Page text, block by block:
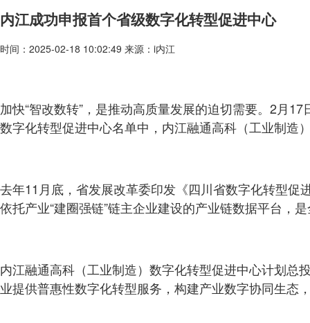
内江成功申报首个省级数字化转型促进中心
时间：2025-02-18 10:02:49 来源：i内江
加快“智改数转”，是推动高质量发展的迫切需要。2月
数字化转型促进中心名单中，内江融通高科（工业制造
去年11月底，省发展改革委印发《四川省数字化转型
依托产业“建圈强链”链主企业建设的产业链数据平台，
内江融通高科（工业制造）数字化转型促进中心计划总
业提供普惠性数字化转型服务，构建产业数字协同生态